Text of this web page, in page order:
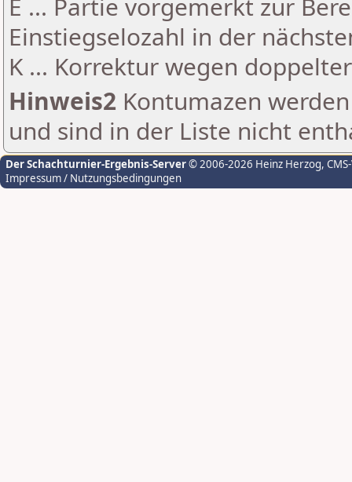
E ... Partie vorgemerkt zur
Einstiegselozahl in der
K ... Korrektur wegen
Hinweis2 Kontumazen
und sind in der Liste nicht
Der Schachturnier-Ergebnis-Server© 2006-2026 Heinz Herzog,
Impressum / Nutzungsbedingungen